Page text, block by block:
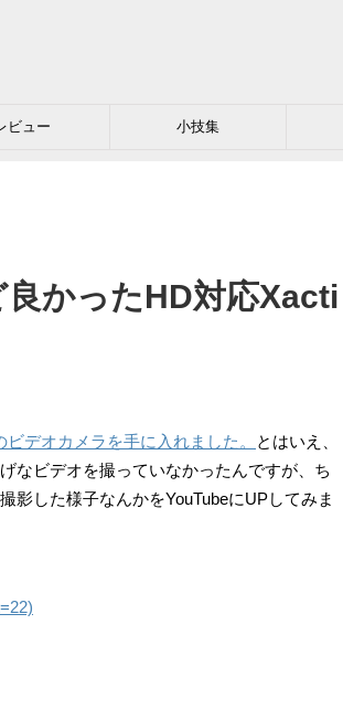
ビュー 小技集
かったHD対応Xacti
デオカメラを手に入れました。
とはいえ、
なビデオを撮っていなかったんですが、ち
影した様子なんかをYouTubeにUPしてみま